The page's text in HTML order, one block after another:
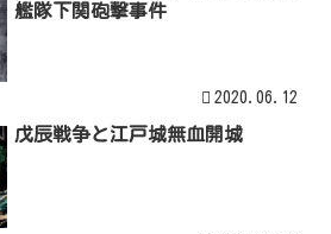
艦隊下関砲撃事件
2020.06.12
戊辰戦争と江戸城無血開城